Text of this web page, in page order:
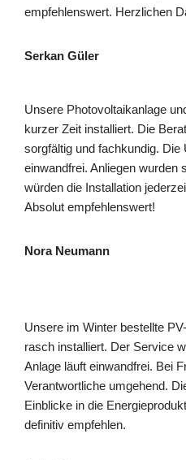
empfehlenswert. Herzlichen
Serkan Güler
Unsere Photovoltaikanlage
kurzer Zeit installiert. Die
sorgfältig und fachkundig.
einwandfrei. Anliegen wurden
würden die Installation
Absolut empfehlenswert!
Nora Neumann
Unsere im Winter bestellte
rasch installiert. Der Service
Anlage läuft einwandfrei. Bei
Verantwortliche umgehend.
Einblicke in die
definitiv empfehlen.